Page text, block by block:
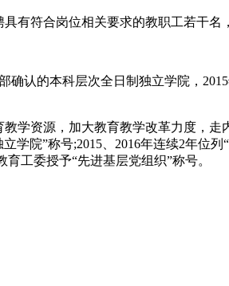
符合岗位相关要求的教职工若干名
认的本科层次全日制独立学院，
资源，加大教育教学改革力度，走
学院”称号;2015、2016年连续2年位
工委授予“先进基层党组织”称号。